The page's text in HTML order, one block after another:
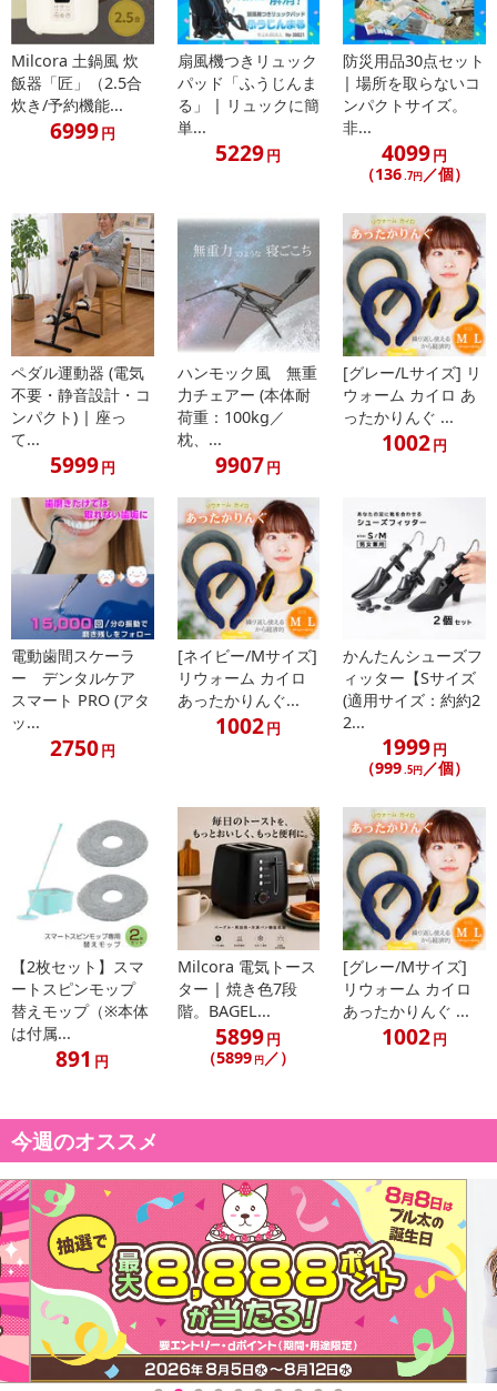
Milcora 土鍋風 炊
飯器「匠」（2.5合
炊き/予約機能...
6999円
扇風機つきリュック
パッド「ふうじんま
る」 | リュックに簡
単...
5229円
防災用品30点セット
| 場所を取らないコ
ンパクトサイズ。
非...
4099円
（136.7円／個）
ペダル運動器 (電気
不要・静音設計・コ
ンパクト) | 座っ
て...
5999円
ハンモック風 無重
力チェアー (本体耐
荷重：100kg／
枕、...
9907円
[グレー/Lサイズ] リ
ウォーム カイロ あ
ったかりんぐ ...
1002円
電動歯間スケーラ
ー デンタルケア
スマート PRO (アタ
ッ...
2750円
[ネイビー/Mサイズ]
リウォーム カイロ
あったかりんぐ...
1002円
かんたんシューズフ
ィッター【Sサイズ
(適用サイズ：約約2
2...
1999円
（999.5円／個）
【2枚セット】スマ
ートスピンモップ
替えモップ（※本体
は付属...
891 円
Milcora 電気トース
ター | 焼き色7段
階。BAGEL...
5899円
（5899 円／）
[グレー/Mサイズ]
リウォーム カイロ
あったかりんぐ ...
1002円
今週のオススメ